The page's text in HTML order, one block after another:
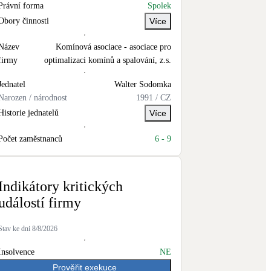
zdroje vytápění
střecha NEW
střechy
forma
Spolek
činnosti
Více
Komínová asociace - asociace pro
optimalizaci komínů a spalování, z.s.
Walter Sodomka
/ národnost
1991 / CZ
jednatelů
Více
zaměstnanců 6 - 9
kritických
firmy
ke dni 8/8/2026
NE
Prověřit exekuce